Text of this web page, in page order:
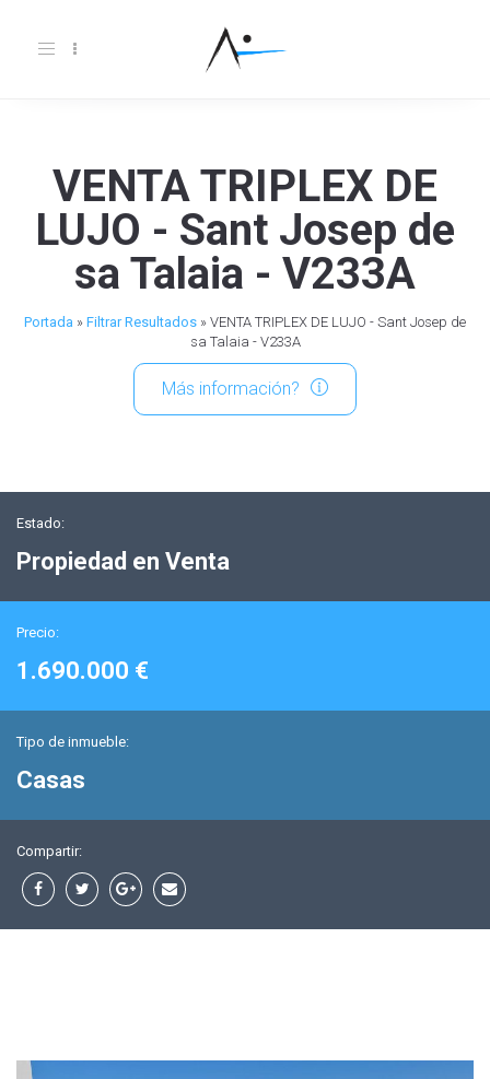
Toggle
VENTA TRIPLEX DE
LUJO - Sant Josep de
sa Talaia - V233A
Portada » Filtrar Resultados » VENTA TRIPLEX DE LUJO - Sant Josep de
sa Talaia - V233A
Más información?
Estado:
Propiedad en Venta
Precio:
1.690.000 €
Tipo de inmueble:
Casas
Compartir: